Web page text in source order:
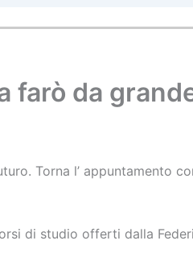
farò da
Torna l’ appuntamento
di studio offerti dalla